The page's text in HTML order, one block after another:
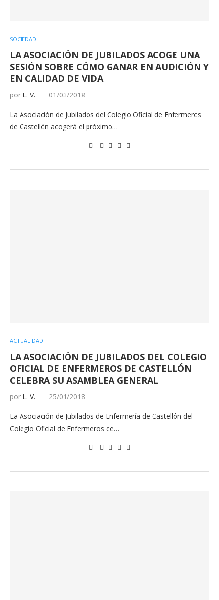
SOCIEDAD
LA ASOCIACIÓN DE JUBILADOS ACOGE UNA
SESIÓN SOBRE CÓMO GANAR EN AUDICIÓN Y
EN CALIDAD DE VIDA
por L. V. 01/03/2018
La Asociación de Jubilados del Colegio Oficial de Enfermeros
de Castellón acogerá el próximo…
ACTUALIDAD
LA ASOCIACIÓN DE JUBILADOS DEL COLEGIO
OFICIAL DE ENFERMEROS DE CASTELLÓN
CELEBRA SU ASAMBLEA GENERAL
por L. V. 25/01/2018
La Asociación de Jubilados de Enfermería de Castellón del
Colegio Oficial de Enfermeros de…